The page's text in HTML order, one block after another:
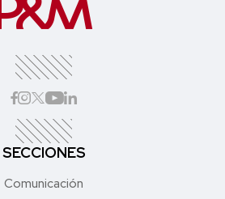
SECCIONES
Comunicación